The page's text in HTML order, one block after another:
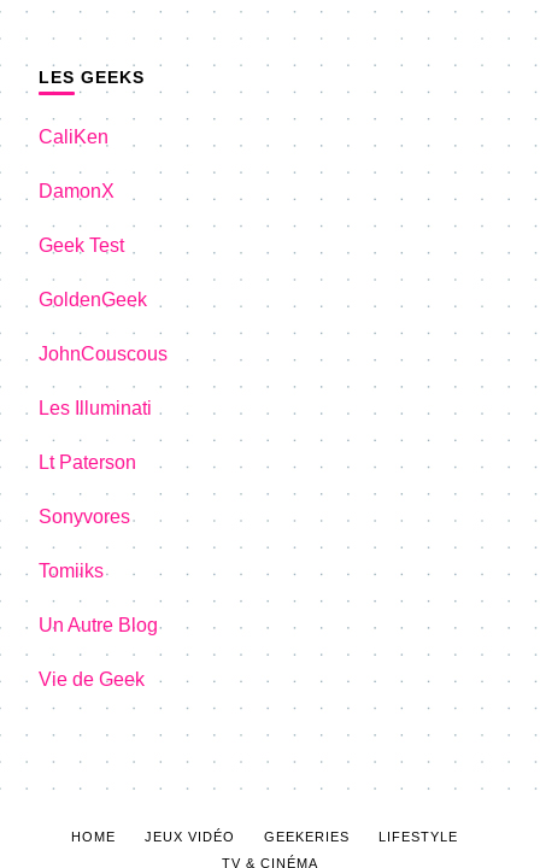
LES GEEKS
CaliKen
DamonX
Geek Test
GoldenGeek
JohnCouscous
Les Illuminati
Lt Paterson
Sonyvores
Tomiiks
Un Autre Blog
Vie de Geek
HOME JEUX VIDÉO GEEKERIES
LIFESTYLE
TV & CINÉMA